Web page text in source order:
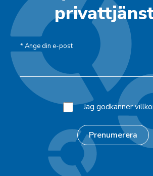
*Ange din e-post
Jag godkänner